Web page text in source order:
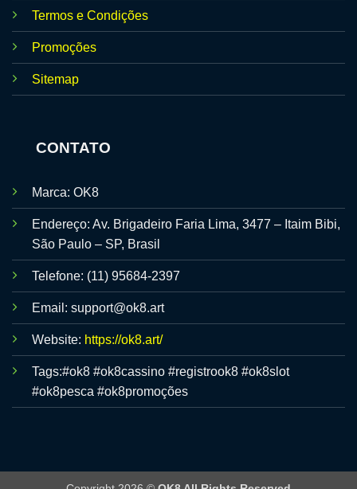
Termos e Condições
Promoções
Sitemap
CONTATO
Marca: OK8
Endereço: Av. Brigadeiro Faria Lima, 3477 – Itaim Bibi,
São Paulo – SP, Brasil
Telefone: (11) 95684-2397
Email: support@ok8.art
Website: https://ok8.art/
Tags:#ok8 #ok8cassino #registrook8 #ok8slot
#ok8pesca #ok8promoções